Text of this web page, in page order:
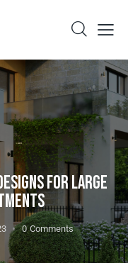
FOR LARGE
0 Comments